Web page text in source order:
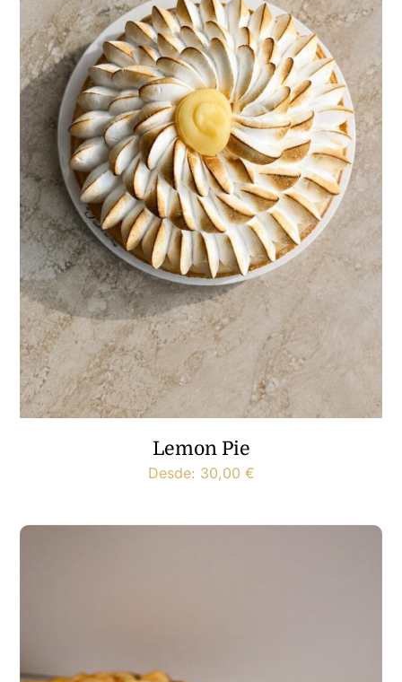
CONTACTO
Lemon Pie
Desde: 30,00 €